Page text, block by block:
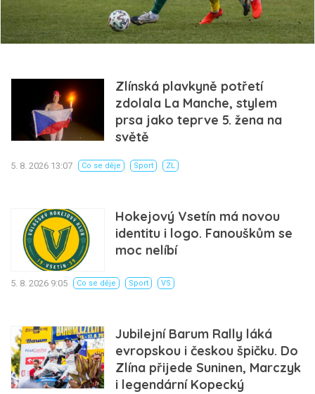
Zlínská plavkyně potřetí
zdolala La Manche, stylem
prsa jako teprve 5. žena na
světě
5. 8. 2026 13:07 Co se děje Sport ZL
Hokejový Vsetín má novou
identitu i logo. Fanouškům se
moc nelíbí
5. 8. 2026 9:05 Co se děje Sport VS
Jubilejní Barum Rally láká
evropskou i českou špičku. Do
Zlína přijede Suninen, Marczyk
i legendární Kopecký